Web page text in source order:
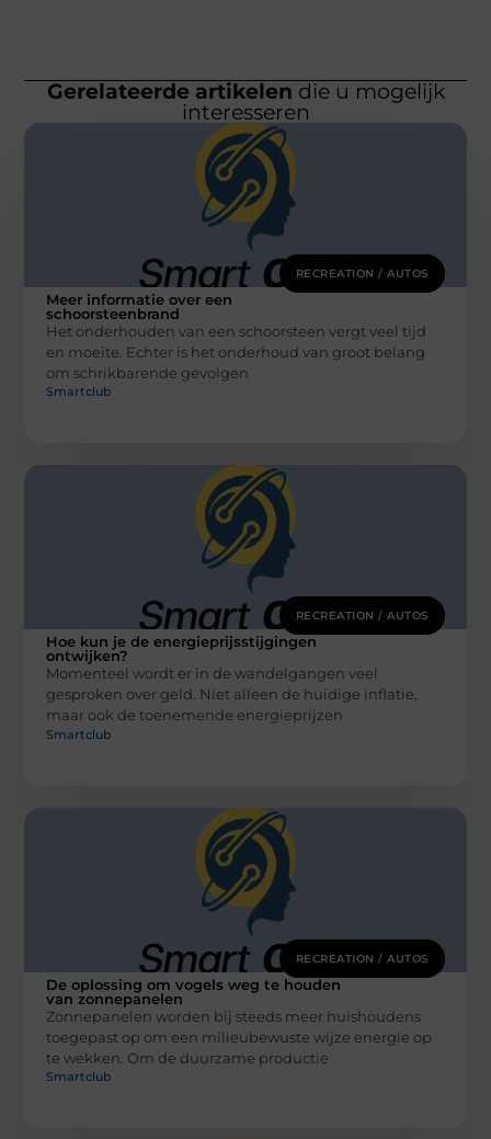
Gerelateerde artikelen die u mogelijk
interesseren
RECREATION / AUTOS
Meer informatie over een
schoorsteenbrand
Het onderhouden van een schoorsteen vergt veel tijd
en moeite. Echter is het onderhoud van groot belang
om schrikbarende gevolgen
Smartclub
RECREATION / AUTOS
Hoe kun je de energieprijsstijgingen
ontwijken?
Momenteel wordt er in de wandelgangen veel
gesproken over geld. Niet alleen de huidige inflatie,
maar ook de toenemende energieprijzen
Smartclub
RECREATION / AUTOS
De oplossing om vogels weg te houden
van zonnepanelen
Zonnepanelen worden bij steeds meer huishoudens
toegepast op om een milieubewuste wijze energie op
te wekken. Om de duurzame productie
Smartclub